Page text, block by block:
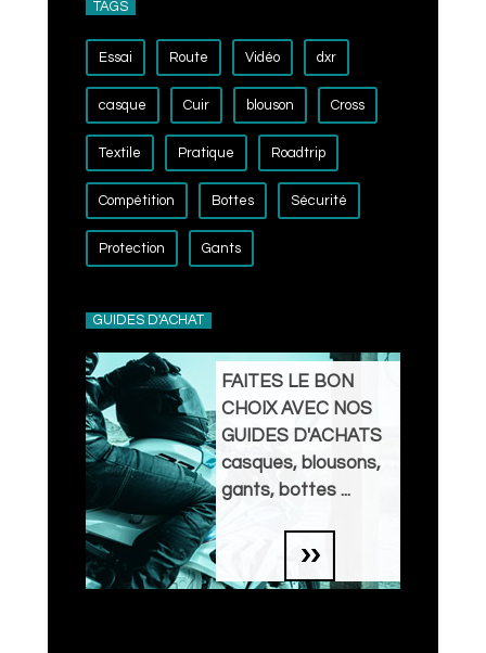
TAGS
Essai Route Vidéo dxr
casque Cuir blouson Cross
Textile Pratique Roadtrip
Compétition Bottes Sécurité
Protection Gants
GUIDES D'ACHAT
FAITES LE BON
CHOIX AVEC NOS
GUIDES D'ACHATS
casques, blousons,
gants, bottes ...